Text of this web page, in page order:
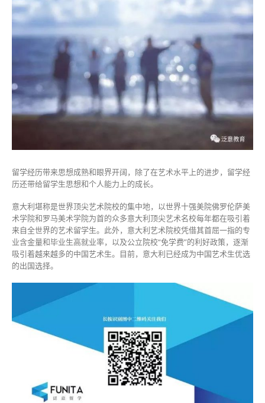
留学经历带来思想成熟和眼界开阔，除了在艺术水平上的进步，留学经
历还带给留学生思想和个人能力上的成长。
意大利堪称是世界顶尖艺术院校的集中地，以世界十强美院佛罗伦萨美
术学院和罗马美术学院为首的众多意大利顶尖艺术名校每年都在吸引着
来自全世界的艺术留学生。此外，意大利艺术院校凭借其首屈一指的专
业含金量和毕业生高就业率，以及公立院校“免学费”的利好政策，逐渐
吸引着越来越多的中国艺术生。目前，意大利已经成为中国艺术生优选
的出国选择。